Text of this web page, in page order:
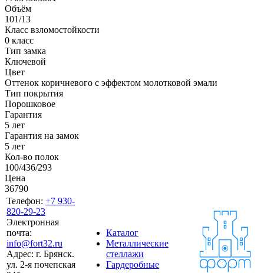
Объём
101/13
Класс взломостойкости
0 класс
Тип замка
Ключевой
Цвет
Оттенок коричневого с эффектом молотковой эмали
Тип покрытия
Порошковое
Гарантия
5 лет
Гарантия на замок
5 лет
Кол-во полок
100/436/293
Цена
36790
Телефон: +7 930-
820-29-23
Электронная
почта:
info@fort32.ru
Адрес: г. Брянск.
ул. 2-я почепская
Каталог
Металлические
стеллажи
Гардеробные